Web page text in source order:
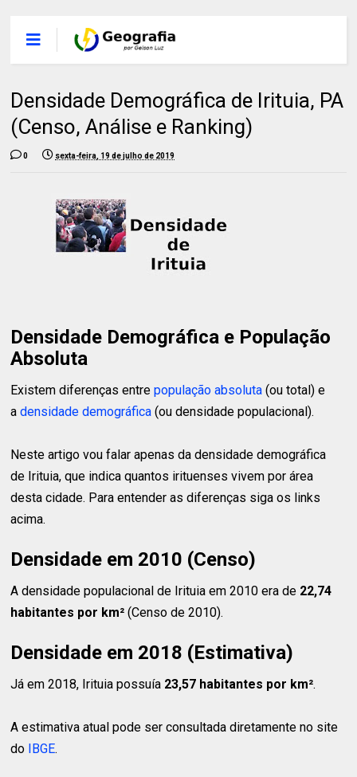
Densidade Demográfica de Irituia, PA
(Censo, Análise e Ranking)
0 sexta-feira, 19 de julho de 2019
Densidade Demográfica e População
Absoluta
Existem diferenças entrepopulação absoluta (ou total) e
adensidade demográfica (ou densidade populacional).
Neste artigo vou falar apenas da densidade demográfica
de Irituia, que indica quantos irituenses vivem por área
desta cidade. Para entender as diferenças siga os links
acima.
Densidade em 2010 (Censo)
A densidade populacional de Irituia em 2010 era de 22,74
habitantes por km² (Censo de 2010).
Densidade em 2018 (Estimativa)
Já em 2018, Irituia possuía 23,57 habitantes por km².
A estimativa atual pode ser consultada diretamente no site
do IBGE.